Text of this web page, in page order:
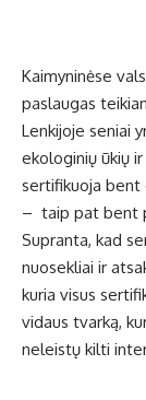
Kaimyninėse
paslaugas
Lenkijoje seniai
ekologinių ūkių
sertifikuoja bent
– taip pat bent
Supranta, kad
nuosekliai ir
kuria visus
vidaus tvarką,
neleistų kilti